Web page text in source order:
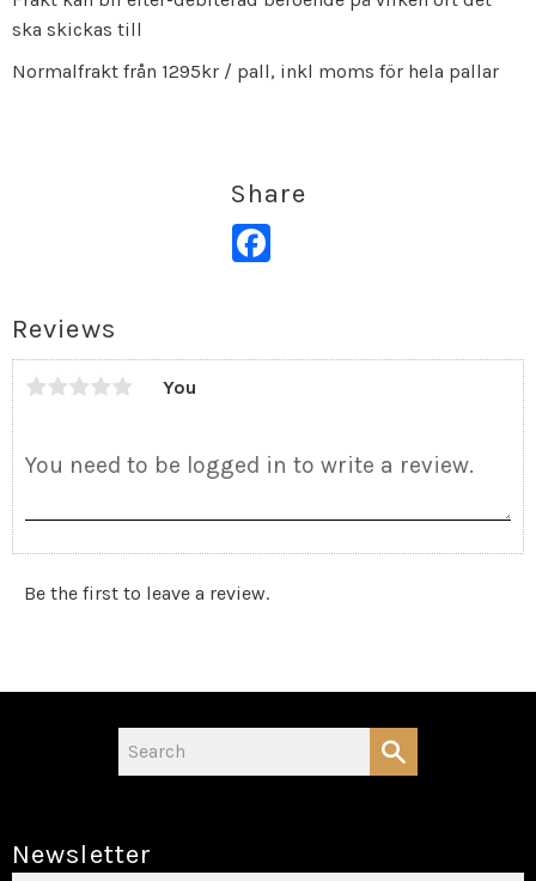
ska skickas till
Normalfrakt från 1295kr / pall, inkl moms för hela pallar
Share
Facebook
Reviews
You
Be the first to leave a review.
Newsletter